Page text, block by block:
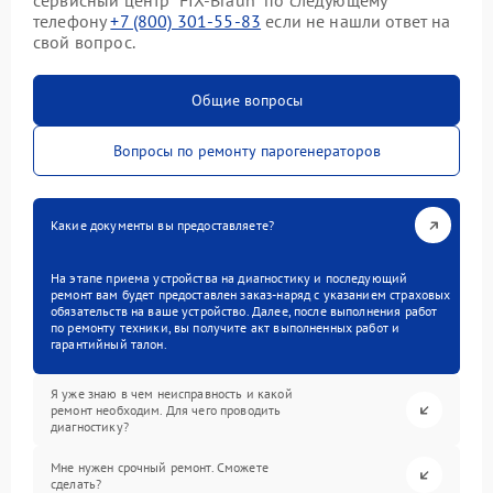
телефону+7 (800) 301-55-83 если не нашли ответ на
свой вопрос.
Общие вопросы
Вопросы по ремонту парогенераторов
Какие документы вы предоставляете?
На этапе приема устройства на диагностику и последующий
ремонт вам будет предоставлен заказ-наряд с указанием страховых
обязательств на ваше устройство. Далее, после выполнения работ
по ремонту техники, вы получите акт выполненных работ и
гарантийный талон.
Я уже знаю в чем неисправность и какой
ремонт необходим. Для чего проводить
диагностику?
Мне нужен срочный ремонт. Сможете
сделать?